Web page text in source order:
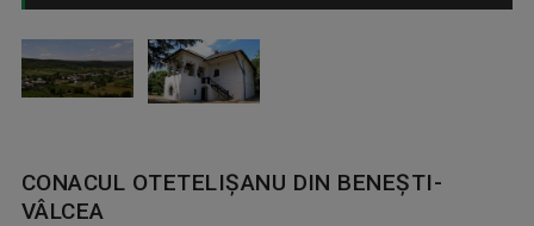
CONACUL OTETELIȘANU DIN BENEȘTI-
VÂLCEA